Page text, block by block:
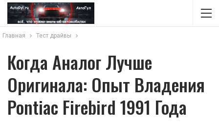
Главная Тест драйвы
Когда Аналог Лучше
Оригинала: Опыт Владения
Pontiac Firebird 1991 Года